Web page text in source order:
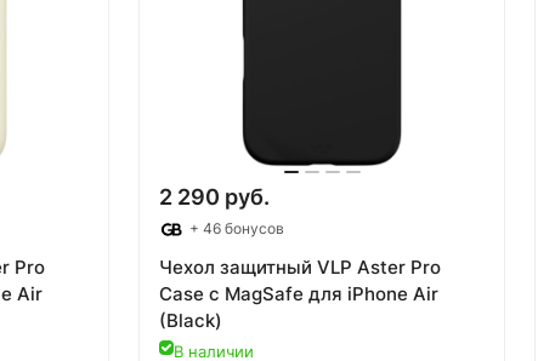
Pro
Air
2 290 руб.
+ 46 бонусов
Чехол защитный VLP Aster Pro
Case с MagSafe для iPhone Air
(Black)
В наличии